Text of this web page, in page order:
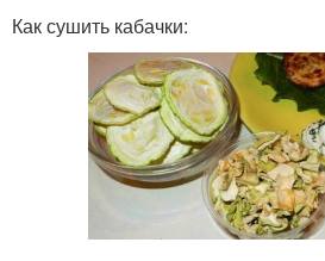
Как сушить кабачки: